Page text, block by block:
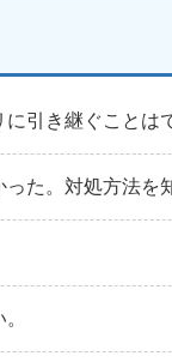
引き継ぐことは
た。対処方法を